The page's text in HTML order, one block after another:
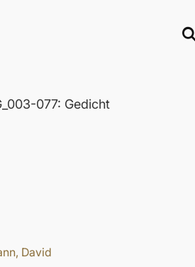
077: Gedicht
David